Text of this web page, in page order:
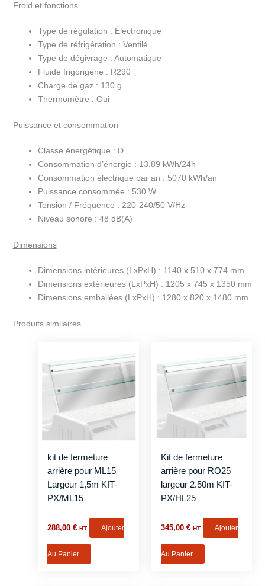
Froid et fonctions
Type de régulation : Électronique
Type de réfrigération : Ventilé
Type de dégivrage : Automatique
Fluide frigorigène : R290
Charge de gaz : 130 g
Thermomètre : Oui
Puissance et consommation
Classe énergétique : D
Consommation d’énergie : 13.89 kWh/24h
Consommation électrique par an : 5070 kWh/an
Puissance consommée : 530 W
Tension / Fréquence : 220-240/50 V/Hz
Niveau sonore : 48 dB(A)
Dimensions
Dimensions intérieures (LxPxH) : 1140 x 510 x 774 mm
Dimensions extérieures (LxPxH) : 1205 x 745 x 1350 mm
Dimensions emballées (LxPxH) : 1280 x 820 x 1480 mm
Produits similaires
kit de fermeture
arrière pour ML15
Largeur 1,5m KIT-
PX/ML15
288,00€ HT Ajouter
Au Panier
Kit de fermeture
arrière pour RO25
largeur 2.50m KIT-
PX/HL25
345,00 € HT Ajouter
Au Panier